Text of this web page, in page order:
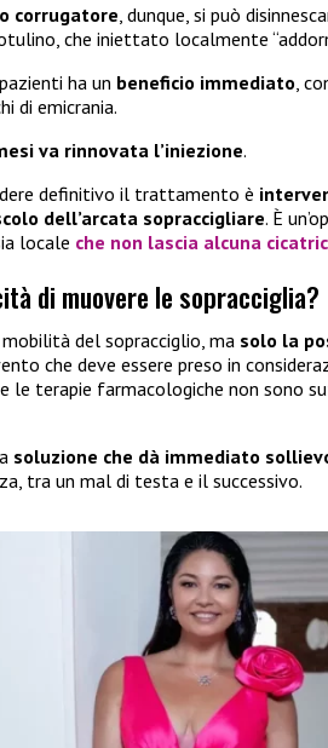
corrugatore , dunque, si può
che iniettato localmente
ha un beneficio immediato ,
di emicrania.
va rinnovata l’iniezione.
definitivo il trattamento è
dell’arcata sopraccigliare. È
locale che non lascia alcuna
di muovere le sopracciglia?
del sopracciglio, ma solo la
che deve essere preso in
e le terapie farmacologiche non sono
soluzione che dà immediato
tra un mal di testa e il successivo.